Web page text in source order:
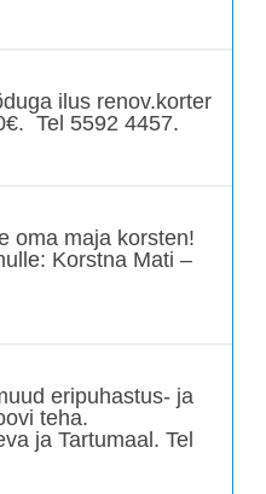
ilus renov.korter
Tel 5592 4457.
oma maja korsten!
Korstna Mati –
eripuhastus- ja
teha.
ja Tartumaal. Tel